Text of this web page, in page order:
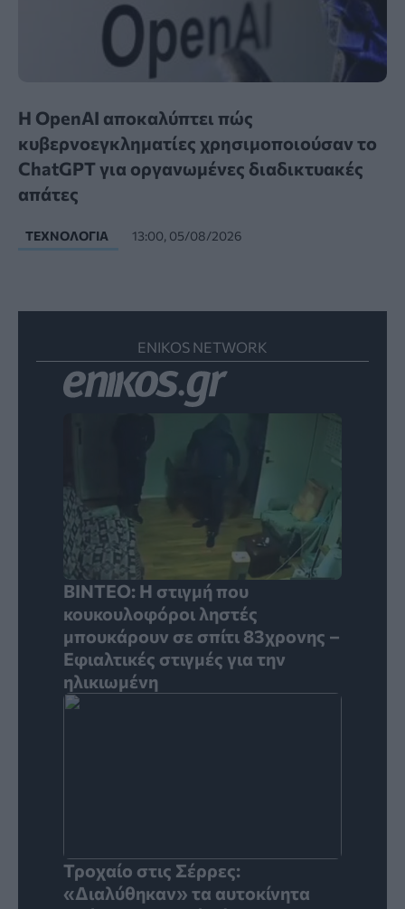
Η OpenAI αποκαλύπτει πώς
κυβερνοεγκληματίες χρησιμοποιούσαν το
ChatGPT για οργανωμένες διαδικτυακές
απάτες
ΤΕΧΝΟΛΟΓΊΑ 13:00, 05/08/2026
ENIKOS NETWORK
ΒΙΝΤΕΟ: Η στιγμή που
κουκουλοφόροι ληστές
μπουκάρουν σε σπίτι 83χρονης –
Εφιαλτικές στιγμές για την
ηλικιωμένη
Τροχαίο στις Σέρρες:
«Διαλύθηκαν» τα αυτοκίνητα